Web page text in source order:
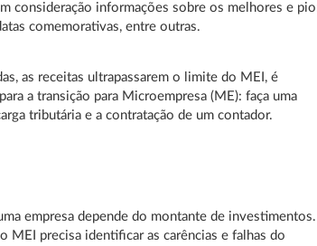
consideração informações sobre os melhores e
comemorativas, entre outras.
as receitas ultrapassarem o limite do MEI, é
a transição para Microempresa (ME): faça uma
tributária e a contratação de um contador.
empresa depende do montante de investimentos.
MEI precisa identificar as carências e falhas do